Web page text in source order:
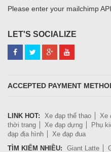
Please enter your mailchimp
LET'S SOCIALIZE
ACCEPTED PAYMENT
LINK HOT: Xe đạp thể thao Xe
thời trang
Xe đạp dựng Phụ
đạp địa hình
Xe đạp đua
TÌM KIẾM NHIỀU:
Giant Latte